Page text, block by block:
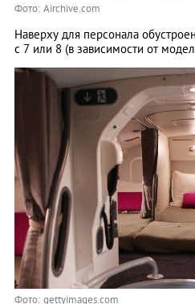
Фото: Airchive.com
Наверху для персонала
с 7 или 8 (в зависимости от
Фото: gettyimages.com